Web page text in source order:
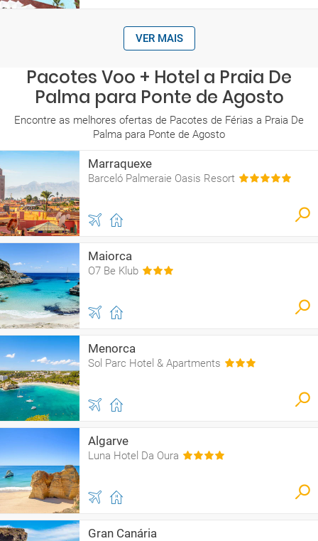
VER MAIS
Pacotes Voo + Hotel a Praia De
Palma para Ponte de Agosto
Encontre as melhores ofertas de Pacotes de Férias a Praia De
Palma para Ponte de Agosto
Marraquexe
Barceló Palmeraie Oasis Resort
Maiorca
O7 Be Klub
Menorca
Sol Parc Hotel & Apartments
Algarve
Luna Hotel Da Oura
Gran Canária